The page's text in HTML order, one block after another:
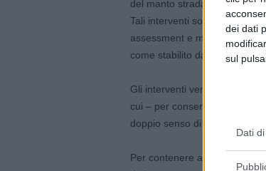
dei dati
sul
Dati
del manto stradale, con
Tali interventi sono
assessment e monitoraggio
come stabilito dalle Linee
Gli interventi vengono
cui – per consentire le attività
doppio senso di circolazione,
Per contenere al minimo i